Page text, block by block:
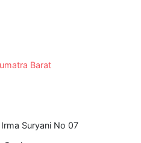
Barat
Suryani No 07